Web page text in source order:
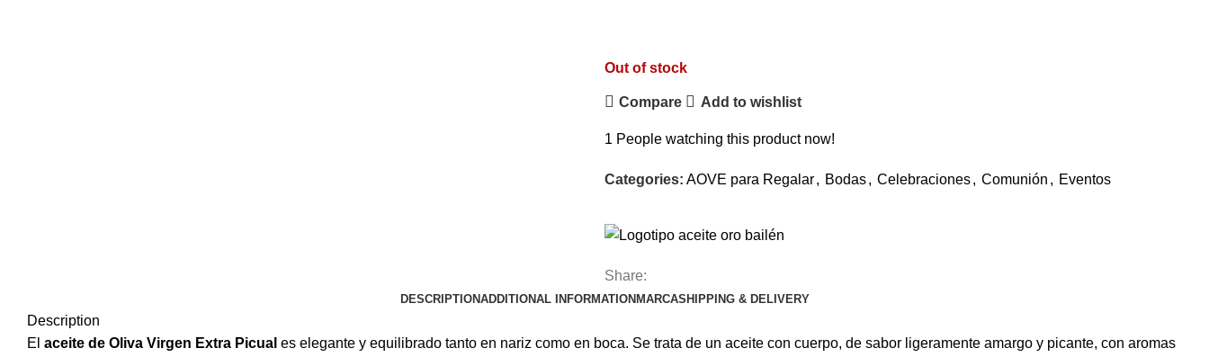
Out of stock
Compare Add to wishlist
1 People watching this product now!
Categories: AOVE para Regalar, Bodas, Celebraciones, Comunión , Eventos
Share:
DESCRIPTIONADDITIONAL INFORMATION MARCASHIPPING & DELIVERY
Description
El aceite de Oliva Virgen Extra Picual es elegante y equilibrado tanto en nariz como en boca. Se trata de un aceite con cuerpo, de sabor ligeramente amargo y picante, con aromas